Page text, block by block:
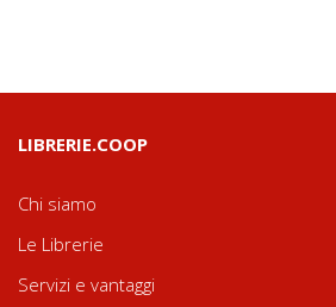
LIBRERIE.COOP
Chi siamo
Le Librerie
Servizi e vantaggi